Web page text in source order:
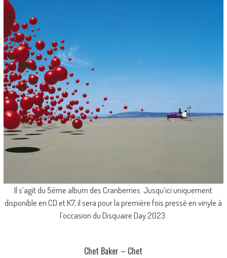
Il s’agit du 5ème album des Cranberries. Jusqu’ici uniquement
disponible en CD et K7, il sera pour la première fois pressé en vinyle à
l’occasion du Disquaire Day 2023.
Chet Baker – Chet